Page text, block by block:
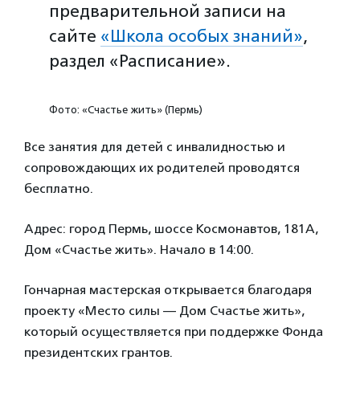
предварительной записи на
сайте «Школа особых знаний»,
раздел «Расписание».
Фото: «Счастье жить» (Пермь)
Все занятия для детей с инвалидностью и
сопровождающих их родителей проводятся
бесплатно.
Адрес: город Пермь, шоссе Космонавтов, 181А,
Дом «Счастье жить». Начало в 14:00.
Гончарная мастерская открывается благодаря
проекту «Место силы — Дом Счастье жить»,
который осуществляется при поддержке Фонда
президентских грантов.